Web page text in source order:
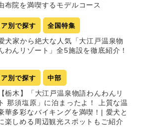
布院を満喫するモデルコース
ア別で探す 全国特集
犬家から絶大な人気「大江戸温泉物
わんリゾート」全5施設を徹底紹介！
ア別で探す 中部
栃木】「大江戸温泉物語わんわんリ
那須塩原」に泊まったよ！ 上質な温
華多彩なバイキングを満喫！| 愛犬と
楽しめる周辺観光スポットもご紹介